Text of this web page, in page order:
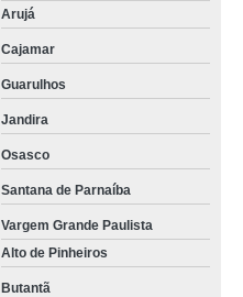
Arujá
Cajamar
Guarulhos
Jandira
Osasco
Santana de Parnaíba
Vargem Grande Paulista
Alto de Pinheiros
Butantã